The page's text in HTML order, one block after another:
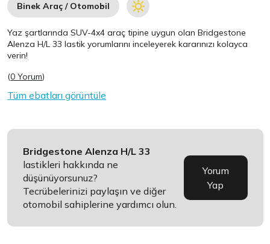
Binek Araç / Otomobil
Yaz şartlarında SUV-4x4 araç tipine uygun olanBridgestone
Alenza H/L 33 lastik yorumlarını inceleyerek kararınızı kolayca
verin!
(0 Yorum)
Tüm ebatları görüntüle
Bridgestone Alenza H/L 33
lastikleri hakkında ne
düşünüyorsunuz?
Tecrübelerinizi paylaşın ve diğer
otomobil sahiplerine yardımcı olun.
Yorum
Yap